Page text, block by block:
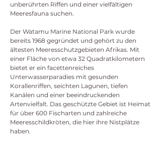
unberührten Riffen und einer vielfältigen
Meeresfauna suchen.
Der Watamu Marine National Park wurde
bereits 1968 gegründet und gehört zu den
ältesten Meeresschutzgebieten Afrikas. Mit
einer Fläche von etwa 32 Quadratkilometern
bietet er ein facettenreiches
Unterwasserparadies mit gesunden
Korallenriffen, seichten Lagunen, tiefen
Kanälen und einer beeindruckenden
Artenvielfalt. Das geschützte Gebiet ist Heimat
für über 600 Fischarten und zahlreiche
Meeresschildkröten, die hier ihre Nistplätze
haben.